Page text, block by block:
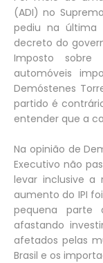
(ADI) no
pediu na última
decreto do
Imposto sobre
automóveis
Demóstenes
partido é
entender que a
Na opinião de
Executivo não
levar inclusive a
aumento do IPI
pequena parte
afastando
afetados pelas
Brasil e os